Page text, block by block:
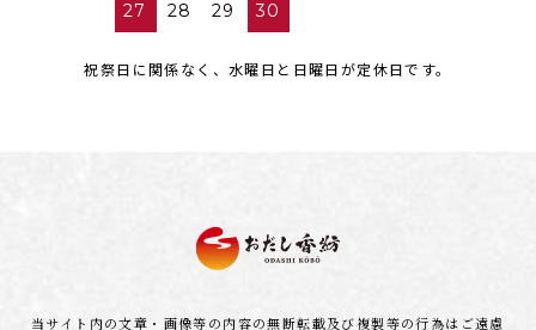
27 28 29 30
祝祭日に関係なく、水曜日と日曜日が定休日です。
当サイト内の文章・画像等の内容の無断転載及び複製等の行為はご遠慮